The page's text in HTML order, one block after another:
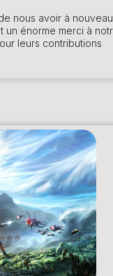
nous avoir à nouveau
un énorme merci à
leurs contributions